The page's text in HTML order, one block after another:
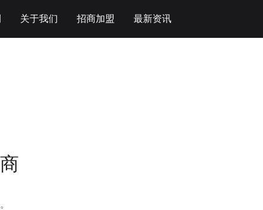
关于我们 招商加盟 最新资讯